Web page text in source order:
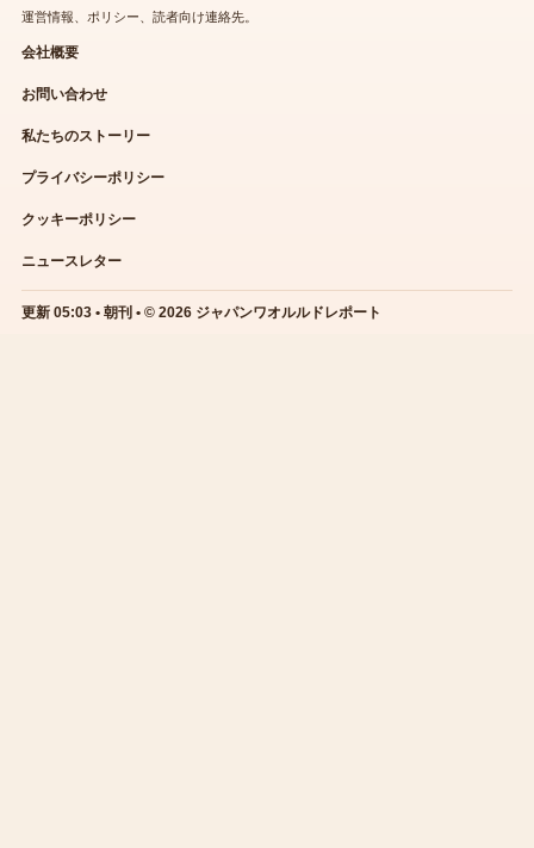
運営情報、ポリシー、読者向け連絡先。
会社概要
お問い合わせ
私たちのストーリー
プライバシーポリシー
クッキーポリシー
ニュースレター
更新 05:03 • 朝刊 • © 2026 ジャパンワオルルドレポート